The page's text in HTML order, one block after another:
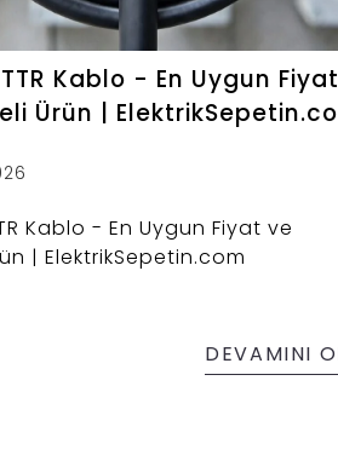
Kablo - En Uygun Fiyat
Ürün |
Kablo - En Uygun Fiyat ve
| ElektrikSepetin.com
DEVAMINI